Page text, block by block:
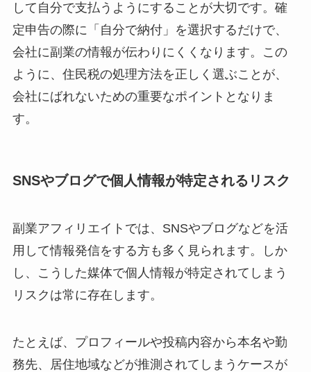
して自分で支払うようにすることが大切です。確
定申告の際に「自分で納付」を選択するだけで、
会社に副業の情報が伝わりにくくなります。この
ように、住民税の処理方法を正しく選ぶことが、
会社にばれないための重要なポイントとなりま
す。
SNSやブログで個人情報が特定されるリスク
副業アフィリエイトでは、SNSやブログなどを活
用して情報発信をする方も多く見られます。しか
し、こうした媒体で個人情報が特定されてしまう
リスクは常に存在します。
たとえば、プロフィールや投稿内容から本名や勤
務先、居住地域などが推測されてしまうケースが